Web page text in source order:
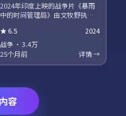
2024年印度上映的战争片《暴雨
中的时间管理局》由文牧野执
衔主演。法庭戏与街头戏对位，
正义主题在灰色地带被重新审
视。高清正版资源同步更新，支
持多终端流畅播放。
★6.5
2024
战争 · 3.4万
25个月前
详情 →
容